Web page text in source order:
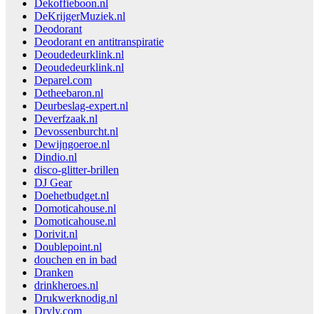
Dekoffieboon.nl
DeKrijgerMuziek.nl
Deodorant
Deodorant en antitranspiratie
Deoudedeurklink.nl
Deoudedeurklink.nl
Deparel.com
Detheebaron.nl
Deurbeslag-expert.nl
Deverfzaak.nl
Devossenburcht.nl
Dewijngoeroe.nl
Dindio.nl
disco-glitter-brillen
DJ Gear
Doehetbudget.nl
Domoticahouse.nl
Domoticahouse.nl
Dorivit.nl
Doublepoint.nl
douchen en in bad
Dranken
drinkheroes.nl
Drukwerknodig.nl
Dryly.com